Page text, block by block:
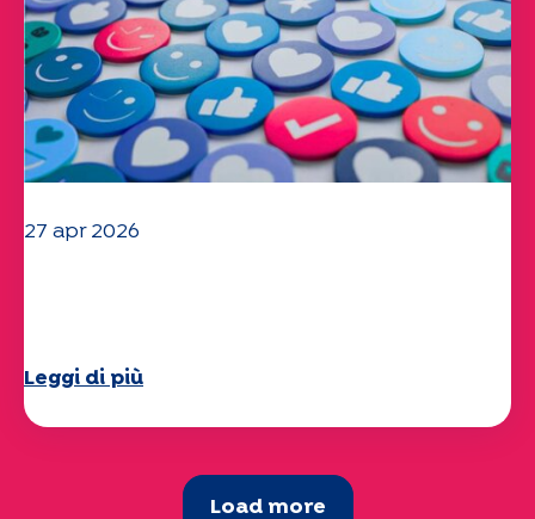
27 apr 2026
Leggi di più
Load more